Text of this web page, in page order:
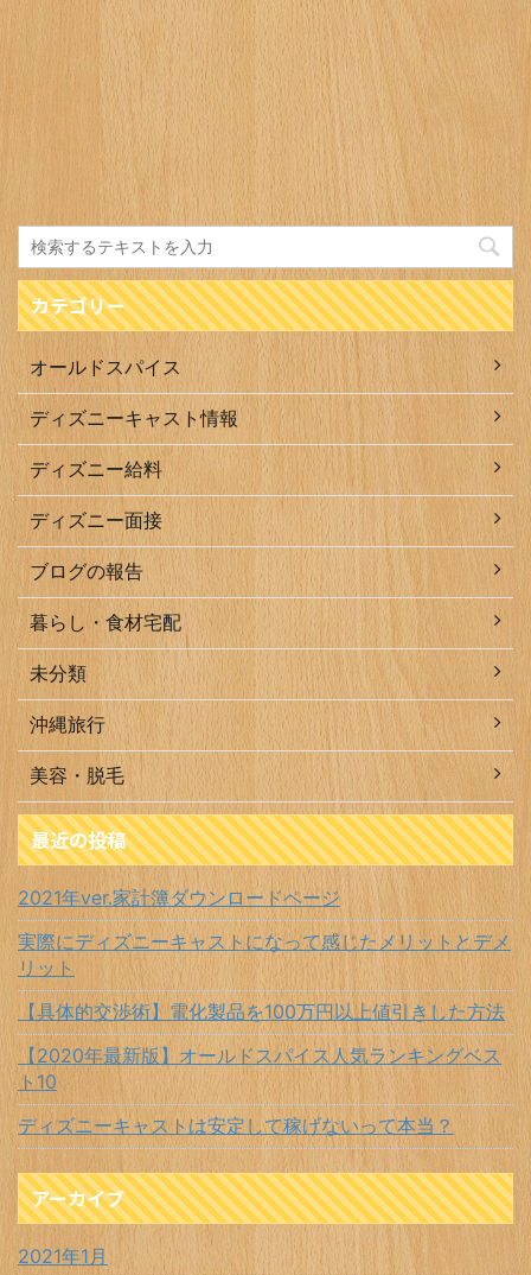
カテゴリー
オールドスパイス
ディズニーキャスト情報
ディズニー給料
ディズニー面接
ブログの報告
暮らし・食材宅配
未分類
沖縄旅行
美容・脱毛
最近の投稿
2021年ver.家計簿ダウンロードページ
実際にディズニーキャストになって感じたメリットとデメ
リット
【具体的交渉術】電化製品を100万円以上値引きした方法
【2020年最新版】オールドスパイス人気ランキングベス
ト10
ディズニーキャストは安定して稼げないって本当？
アーカイブ
2021年1月